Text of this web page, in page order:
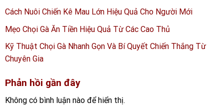
Cách Nuôi Chiến Kê Mau Lớn Hiệu Quả Cho Người Mới
Mẹo Chọi Gà Ăn Tiền Hiệu Quả Từ Các Cao Thủ
Kỹ Thuật Chọi Gà Nhanh Gọn Và Bí Quyết Chiến Thắng Từ
Chuyên Gia
Phản hồi gần đây
Không có bình luận nào để hiển thị.